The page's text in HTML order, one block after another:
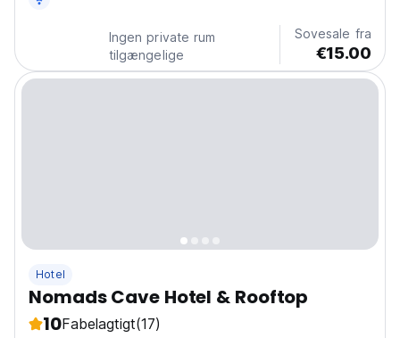
Ingen private rum
tilgængelige
Sovesale fra
€15.00
Hotel
Nomads Cave Hotel & Rooftop
10Fabelagtigt(17)